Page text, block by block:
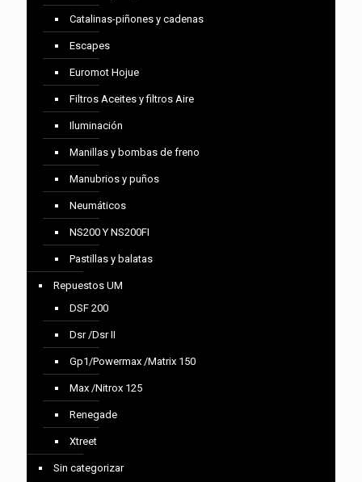
Catalinas-piñones y cadenas
Escapes
Euromot Hojue
Filtros Aceites y filtros Aire
Iluminación
Manillas y bombas de freno
Manubrios y puños
Neumáticos
NS200 Y NS200FI
Pastillas y balatas
Repuestos UM
DSF 200
Dsr /Dsr II
Gp1/Powermax /Matrix 150
Max /Nitrox 125
Renegade
Xtreet
Sin categorizar